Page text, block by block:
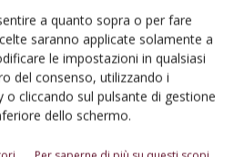
a quanto sopra o per fare
saranno applicate solamente a
le impostazioni in qualsiasi
del consenso, utilizzando i
o cliccando sul pulsante di gestione
dello schermo.
un metodo descrittivo
che fornisce
esaminati vengono
e similitudini. I risultati
di carattere qualitativo,